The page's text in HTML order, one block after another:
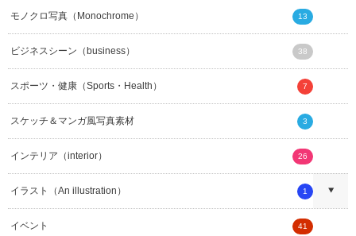
モノクロ写真（Monochrome） 13
ビジネスシーン（business） 38
スポーツ・健康（Sports・Health） 7
スケッチ＆マンガ風写真素材 3
インテリア（interior） 26
イラスト（An illustration） 1
イベント 41